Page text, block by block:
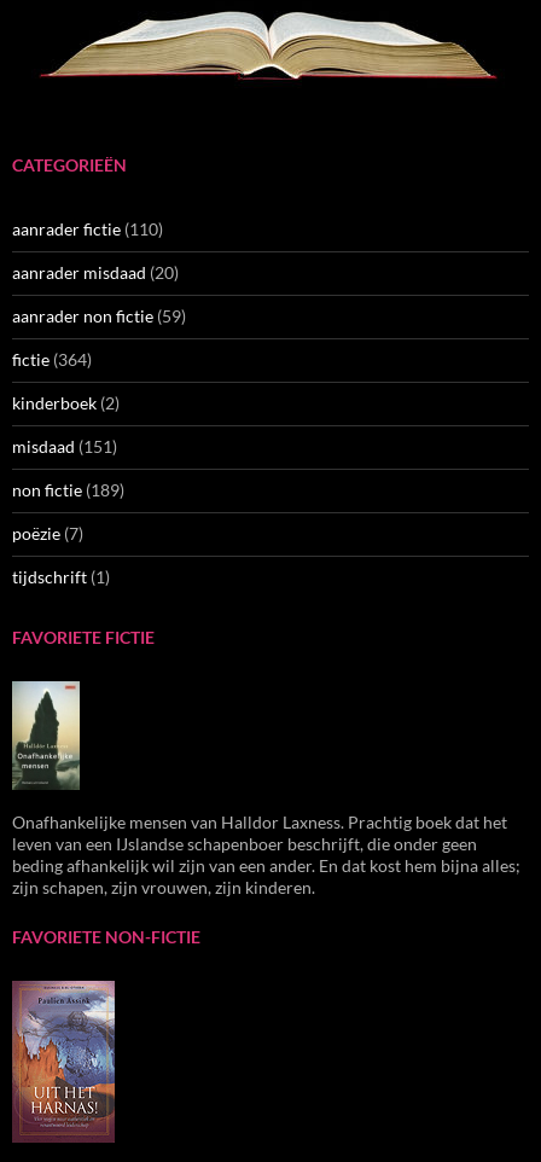
CATEGORIEËN
aanrader fictie (110)
aanrader misdaad (20)
aanrader non fictie (59)
fictie (364)
kinderboek (2)
misdaad (151)
non fictie (189)
poëzie (7)
tijdschrift (1)
FAVORIETE FICTIE
Onafhankelijke mensen van Halldor Laxness. Prachtig boek dat het
leven van een IJslandse schapenboer beschrijft, die onder geen
beding afhankelijk wil zijn van een ander. En dat kost hem bijna alles;
zijn schapen, zijn vrouwen, zijn kinderen.
FAVORIETE NON-FICTIE